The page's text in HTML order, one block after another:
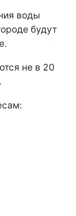
воды
будут
не в 20